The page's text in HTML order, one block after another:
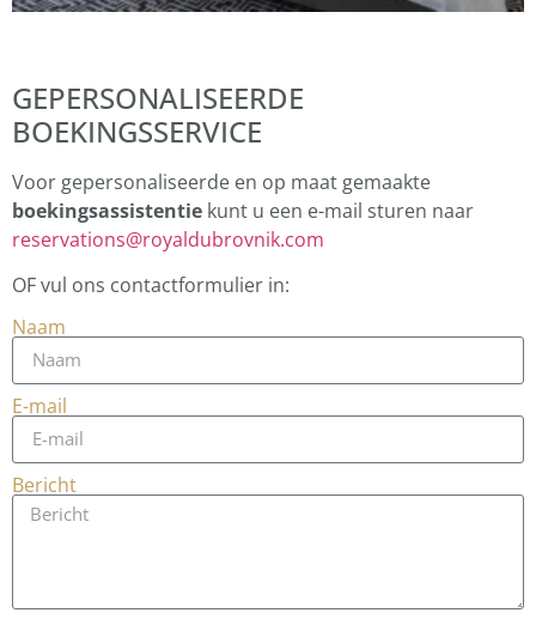
GEPERSONALISEERDE
BOEKINGSSERVICE
Voor gepersonaliseerde en op maat gemaakte
boekingsassistentie kunt u een e-mail sturen naar
reservations@royaldubrovnik.com
OF vul ons contactformulier in:
Naam
E-mail
Bericht